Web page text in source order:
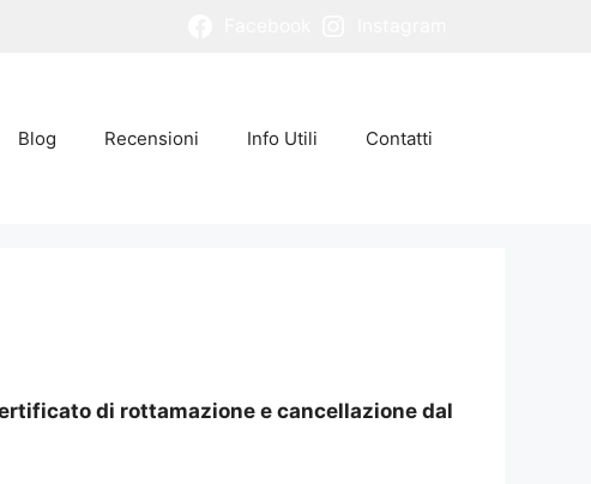
Blog Recensioni Info Utili Contatti
di rottamazione e cancellazione dal